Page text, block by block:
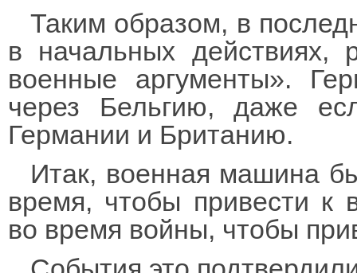
Таким образом, в
в начальных действиях,
военные аргументы».
через Бельгию, даже
Германии и Британию.
Итак, военная машина
время, чтобы привести к
во время войны, чтобы